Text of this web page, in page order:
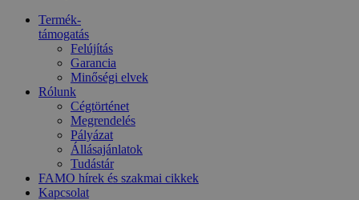
Termék-
támogatás
Felújítás
Garancia
Minőségi elvek
Rólunk
Cégtörténet
Megrendelés
Pályázat
Állásajánlatok
Tudástár
FAMO hírek és szakmai cikkek
Kapcsolat